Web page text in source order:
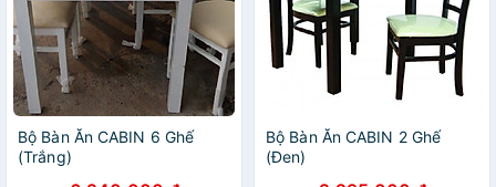
Bộ Bàn Ăn CABIN 6 Ghế
(Trắng)
Bộ Bàn Ăn CABIN 2 Ghế
(Đen)